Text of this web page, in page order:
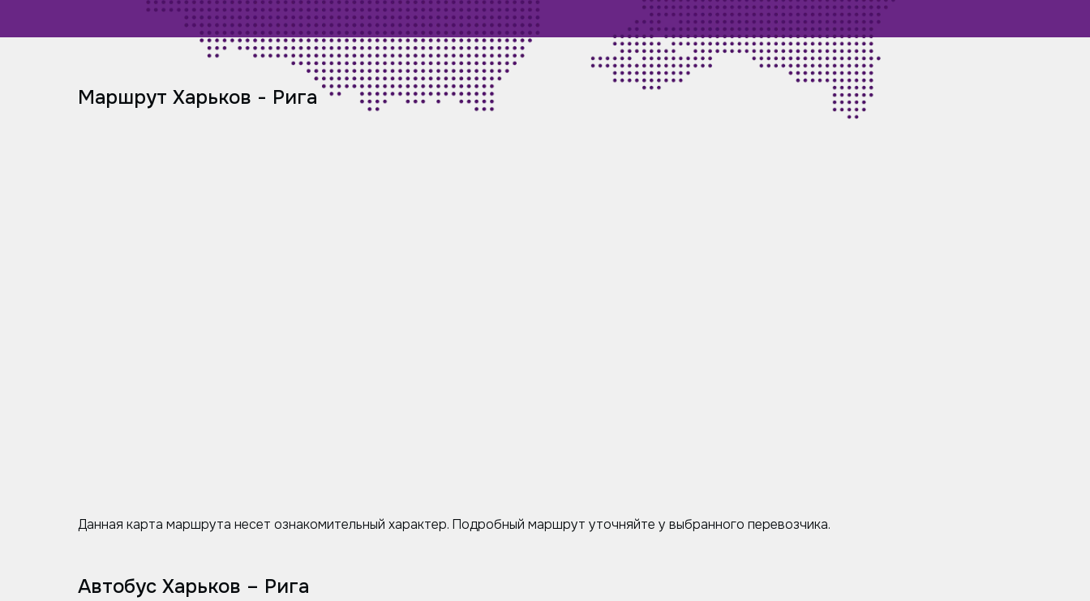
Маршрут Харьков - Рига
Данная карта маршрута несет ознакомительный характер. Подробный маршрут уточняйте у выбранного перевозчика.
Автобус Харьков – Рига